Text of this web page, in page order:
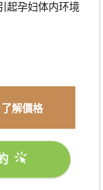
起孕妇体内环境
了解價格